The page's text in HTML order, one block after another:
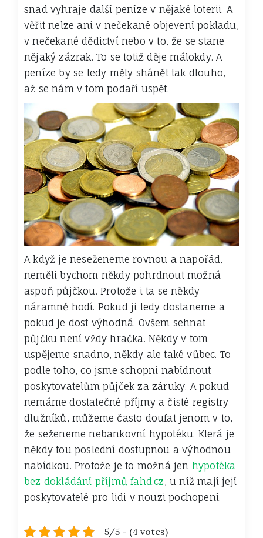
snad vyhraje další peníze v nějaké loterii. A
věřit nelze ani v nečekané objevení pokladu,
v nečekané dědictví nebo v to, že se stane
nějaký zázrak. To se totiž děje málokdy. A
peníze by se tedy měly shánět tak dlouho,
až se nám v tom podaří uspět.
A když je neseženeme rovnou a napořád,
neměli bychom někdy pohrdnout možná
aspoň půjčkou. Protože i ta se někdy
náramně hodí. Pokud ji tedy dostaneme a
pokud je dost výhodná. Ovšem sehnat
půjčku není vždy hračka. Někdy v tom
uspějeme snadno, někdy ale také vůbec. To
podle toho, co jsme schopni nabídnout
poskytovatelům půjček za záruky. A pokud
nemáme dostatečné příjmy a čisté registry
dlužníků, můžeme často doufat jenom v to,
že seženeme nebankovní hypotéku. Která je
někdy tou poslední dostupnou a výhodnou
nabídkou. Protože je to možná jen hypotéka
bez dokládání příjmů fahd.cz, u níž mají její
poskytovatelé pro lidi v nouzi pochopení.
5/5 - (4 votes)